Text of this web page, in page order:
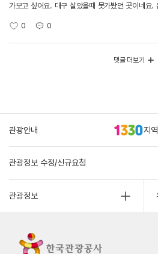
가보고 싶어요. 대구 살았을때 못가봤던 곳이네요.
0 0
댓글 더보기
관광안내 지
관광정보 수정/신규요청
관광정보